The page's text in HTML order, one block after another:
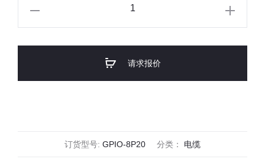
请求报价
订货型号: GPIO-8P20 分类： 电缆